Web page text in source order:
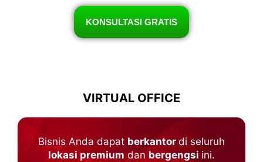
KONSULTASI GRATIS
VIRTUAL OFFICE
Bisnis Anda dapat berkantor di seluruh
lokasi premium dan bergengsi ini.